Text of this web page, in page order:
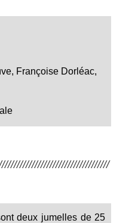
Françoise Dorléac,
deux jumelles de 25